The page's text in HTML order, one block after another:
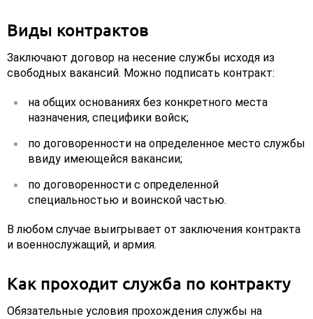
Виды контрактов
Заключают договор на несение службы исходя из
свободных вакансий. Можно подписать контракт:
на общих основаниях без конкретного места
назначения, специфики войск;
по договоренности на определенное место службы
ввиду имеющейся вакансии;
по договоренности с определенной
специальностью и воинской частью.
В любом случае выигрывает от заключения контракта
и военнослужащий, и армия.
Как проходит служба по контракту
Обязательные условия прохождения службы на